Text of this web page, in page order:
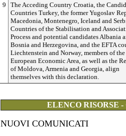
9
The Acceding Country Croatia, the
Countries Turkey, the former Yugoslav
Macedonia, Montenegro, Iceland and
Countries of the Stabilisation and
Process and potential candidates Albania
Bosnia and Herzegovina, and the EFTA
Liechtenstein and Norway, members of the
European Economic Area, as well as the
of Moldova, Armenia and Georgia, align
themselves with this declaration.
ELENCO RISORSE
NUOVI COMUNICATI